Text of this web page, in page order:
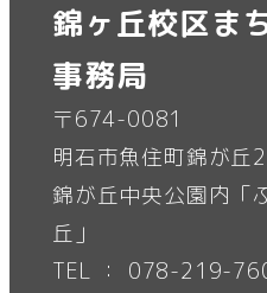
錦ヶ丘校区ま
事務局
〒674-0081
明石市魚住町錦が丘
錦が丘中央公園内
丘」
TEL ： 078-219-